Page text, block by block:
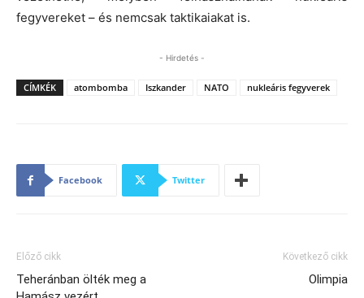
fegyvereket – és nemcsak taktikaiakat is.
- Hirdetés -
CÍMKÉK atombomba Iszkander NATO nukleáris fegyverek
Facebook Twitter
Előző cikk
Teheránban ölték meg a
Következő cikk
Olimpia